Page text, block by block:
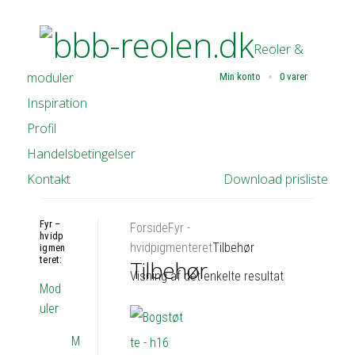
Min konto 0 varer
Reoler &
moduler
Inspiration
Profil
Handelsbetingelser
Download prisliste
Kontakt
ForsideFyr -
hvidpigmenteretTilbehør
Tilbehør
Visning af det enkelte resultat
Fyr –
hvidp
igmen
teret:
Mod
uler
M